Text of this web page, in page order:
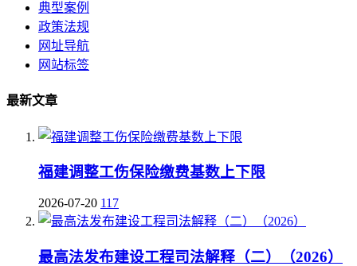
典型案例
政策法规
网址导航
网站标签
最新文章
福建调整工伤保险缴费基数上下限
2026-07-20 117
最高法发布建设工程司法解释（二）（2026）